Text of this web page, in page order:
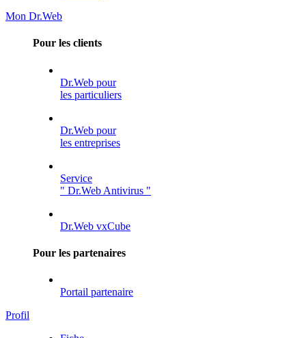
Mon Dr.Web
Pour les clients
Dr.Web pour
les particuliers
Dr.Web pour
les entreprises
Service
" Dr.Web Antivirus "
Dr.Web vxCube
Pour les partenaires
Portail partenaire
Profil